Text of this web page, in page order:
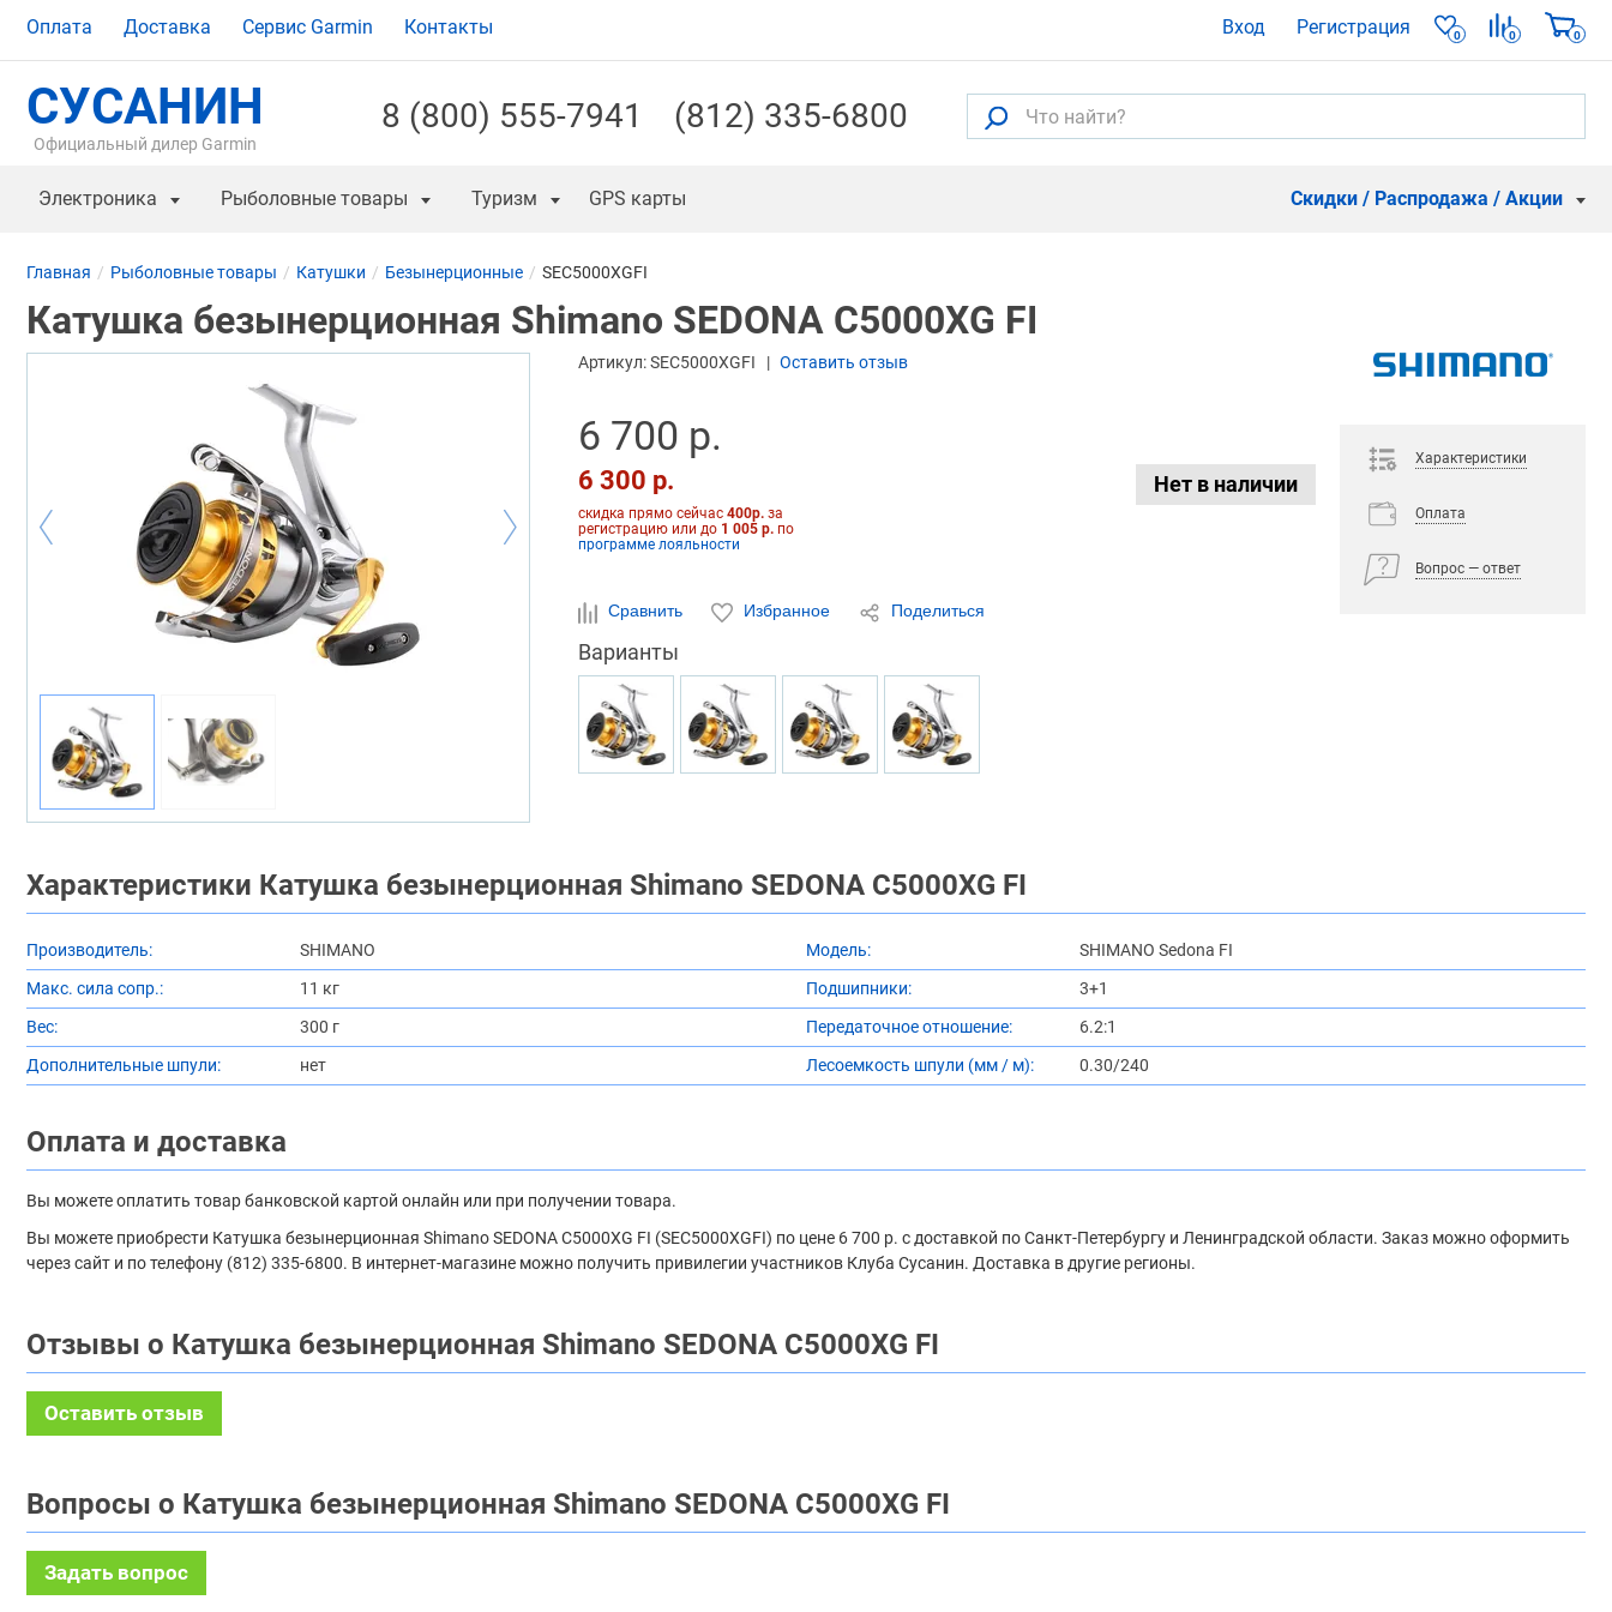
Оплата Доставка Сервис Garmin Контакты Вход Регистрация 0 0 0
СУСАНИН
Официальный дилер Garmin
8 (800) 555-7941 (812) 335-6800
Электроника Рыболовные товары Туризм GPS карты Скидки / Распродажа / Акции
Главная Рыболовные товары Катушки Безынерционные SEC5000XGFI
Катушка безынерционная Shimano SEDONA C5000XG FI
Артикул:SEC5000XGFI Оставить отзыв
6 700 р.
6 300 р.
скидка прямо сейчас 400р. за
регистрацию или до 1 005 р. по
программе лояльности
Нет в наличии
Сравнить Избранное Поделиться
Варианты
Характеристики
Оплата
Вопрос — ответ
Характеристики Катушка безынерционная Shimano SEDONA C5000XG FI
Производитель: SHIMANO Модель:
SHIMANO Sedona FI
Макс. сила сопр.:
11 кг Подшипники:
3+1
Вес:
300 г Передаточное отношение:
6.2:1
Дополнительные шпули:
нет Лесоемкость шпули (мм / м): 0.30/240
Оплата и доставка
Вы можете оплатить товар банковской картой онлайн или при получении товара.
Вы можете приобрести Катушка безынерционная Shimano SEDONA C5000XG FI (SEC5000XGFI) по цене 6 700 р. с доставкой по Санкт-Петербургу и Ленинградской области. Заказ можно оформить
через сайт и по телефону (812) 335-6800. В интернет-магазине можно получить привилегии участников Клуба Сусанин. Доставка в другие регионы.
Отзывы о Катушка безынерционная Shimano SEDONA C5000XG FI
Оставить отзыв
Вопросы о Катушка безынерционная Shimano SEDONA C5000XG FI
Задать вопрос